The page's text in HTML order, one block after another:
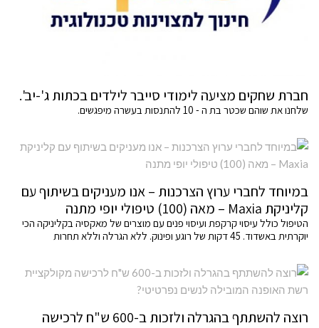
חברת שחקים מציעה לימודי סייבר לילדים בכתות ג'-יב'.
שלחנו את שוהם שכטר בת ה - 10 להתנסות בעשרה מיפגשים.
במיוחד לחברי ערוץ הצרכנות – אנו מעניקים בשיתוף עם
קליניקת Maxia – מאה (100) טיפולי יופי מתנה
הטיפול כולל עיסוי קרקפת ועיסוי פנים עם מוצרים של מאקסיה בקליניקה הכי
יוקרתית באשדוד. 45 דקות של רוגע ופינוק. ללא הגרלה וללא תחרות
רוצה להשתתף בהגרלה ולזכות ב-600 ש"ח לרכישה